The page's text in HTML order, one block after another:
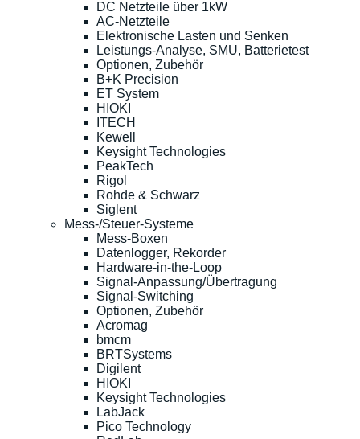
DC Netzteile über 1kW
AC-Netzteile
Elektronische Lasten und Senken
Leistungs-Analyse, SMU, Batterietest
Optionen, Zubehör
B+K Precision
ET System
HIOKI
ITECH
Kewell
Keysight Technologies
PeakTech
Rigol
Rohde & Schwarz
Siglent
Mess-/Steuer-Systeme
Mess-Boxen
Datenlogger, Rekorder
Hardware-in-the-Loop
Signal-Anpassung/Übertragung
Signal-Switching
Optionen, Zubehör
Acromag
bmcm
BRTSystems
Digilent
HIOKI
Keysight Technologies
LabJack
Pico Technology